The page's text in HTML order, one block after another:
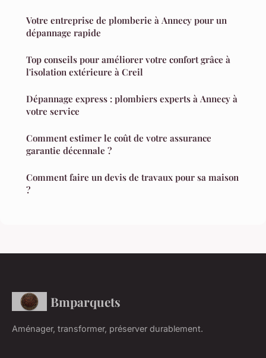
Votre entreprise de plomberie à Annecy pour un
dépannage rapide
Top conseils pour améliorer votre confort grâce à
l'isolation extérieure à Creil
Dépannage express : plombiers experts à Annecy à
votre service
Comment estimer le coût de votre assurance
garantie décennale ?
Comment faire un devis de travaux pour sa maison
?
Bmparquets
Aménager, transformer, préserver durablement.